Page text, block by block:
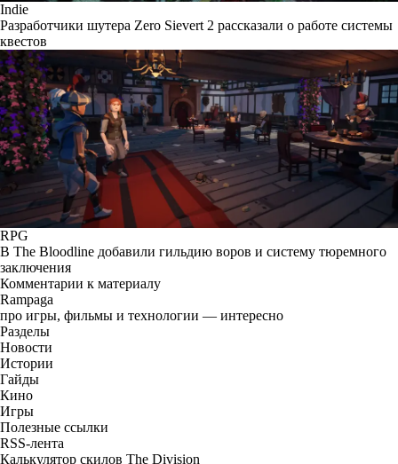
Indie
Разработчики шутера Zero Sievert 2 рассказали о работе системы
квестов
RPG
В The Bloodline добавили гильдию воров и систему тюремного
заключения
Комментарии к материалу
Rampaga
про игры, фильмы и технологии — интересно
Разделы
Новости
Истории
Гайды
Кино
Игры
Полезные ссылки
RSS-лента
Калькулятор скилов The Division